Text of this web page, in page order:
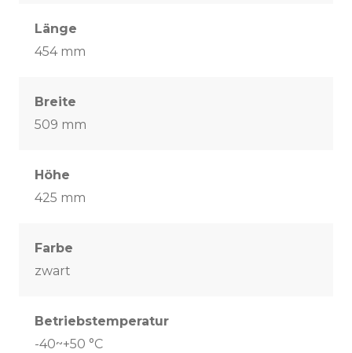
Länge
454 mm
Breite
509 mm
Höhe
425 mm
Farbe
zwart
Betriebstemperatur
-40~+50 °C